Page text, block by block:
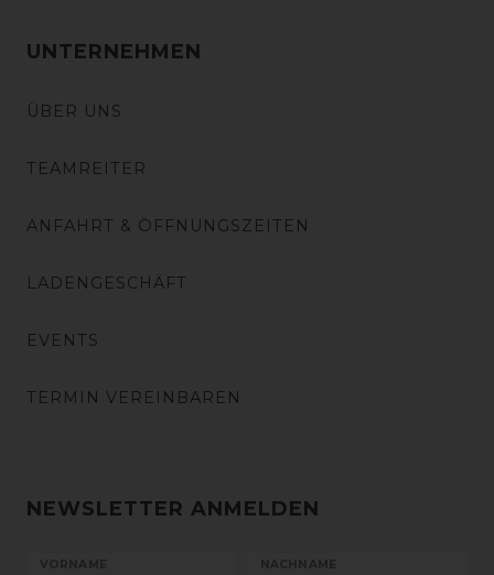
UNTERNEHMEN
ÜBER UNS
TEAMREITER
ANFAHRT & ÖFFNUNGSZEITEN
LADENGESCHÄFT
EVENTS
TERMIN VEREINBAREN
NEWSLETTER ANMELDEN
VORNAME NACHNAME